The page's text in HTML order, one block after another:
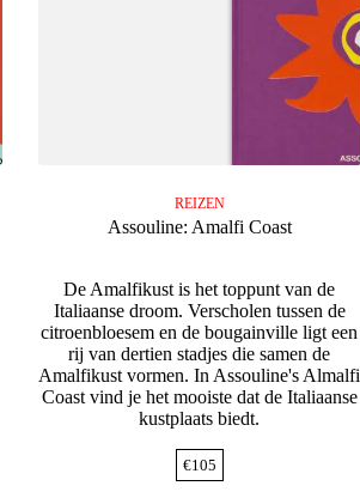
REIZEN
Assouline: Amalfi Coast
De Amalfikust is het toppunt van de
Italiaanse droom. Verscholen tussen de
citroenbloesem en de bougainville ligt een
rij van dertien stadjes die samen de
Amalfikust vormen. In Assouline's Almalfi
Coast vind je het mooiste dat de Italiaanse
kustplaats biedt.
€105